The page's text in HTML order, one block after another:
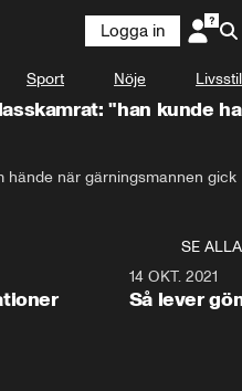
Logga in
Sport Nöje Livsstil
"han kunde ha
hände när gärningsmannen gick
SE ALLA
14 OKT. 2021
Så lever